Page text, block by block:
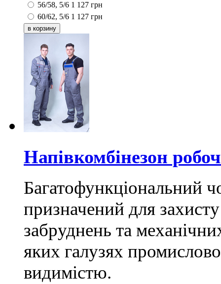
56/58, 5/6 1 127 грн
60/62, 5/6 1 127 грн
Напівкомбінезон
Багатофункціональний
призначений для
забруднень та
яких галузях
видимістю.